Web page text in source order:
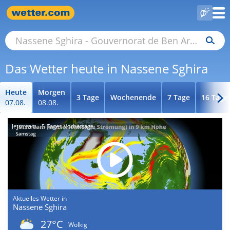
Das Wetter heute in Nassene Sghira
Heute
07.08.
Morgen
08.08.
3 Tage Wochenende 7 Tage 16 Tage
Jetstream - 5-Tages-Vorhersage
Aktuelles Wetter in
Nassene Sghira
27°C
Wolkig